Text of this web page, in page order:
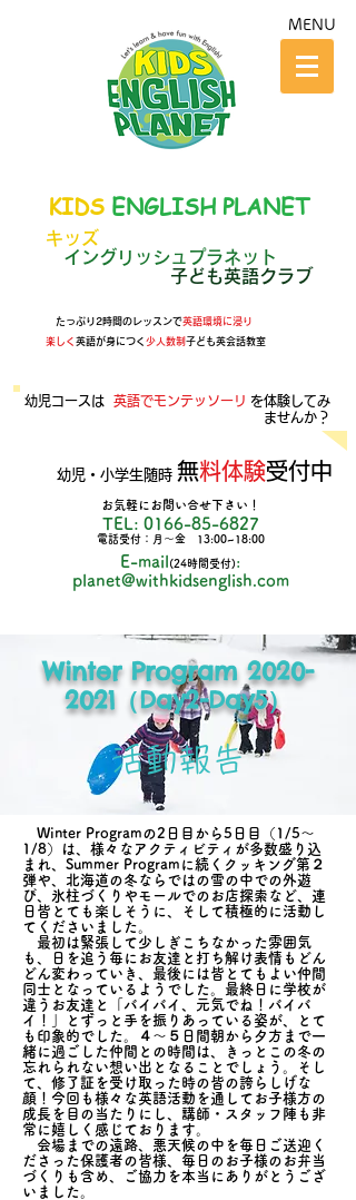
MENU
KIDS ENGLISH PLANET
キッズ
イングリッシュプラネット
子ども英語クラブ
たっぷり2時間のレッスンで英語環境に浸り
楽しく 英語が身につく 少人数制 子ども英会話教室
​幼児コースは 英語でモンテッソーリ を体験してみ
ませんか？
​幼児・小学生随時 ​​無料体験受付中
お気軽にお問い合せ下さい！
TEL: 0166-85-6827
電話受付：月～金 13:00~18:00
E-mail (24時間受付):
planet@withkidsenglish.com
Winter Program 2020-
2021（Day2-Day5）
​活動報告
Winter Programの2日目から5日目（1/5～
1/8）は、様々なアクティビティが多数盛り込
まれ、Summer Programに続くクッキング第２
弾や、北海道の冬ならではの雪の中での外遊
び、氷柱づくりやモールでのお店探索など、連
日皆とても楽しそうに、そして積極的に活動し
てくださいました。
最初は緊張して少しぎこちなかった雰囲気
も、日を追う毎にお友達と打ち解け表情もどん
どん変わっていき、最後には皆とてもよい仲間
同士となっているようでした。最終日に学校が
違うお友達と「バイバイ、元気でね！バイバ
イ！」とずっと手を振りあっている姿が、とて
も印象的でした。４～５日間朝から夕方まで一
緒に過ごした仲間との時間は、きっとこの冬の
忘れられない想い出となることでしょう。そし
て、修了証を受け取った時の皆の誇らしげな
顔！今回も様々な英語活動を通してお子様方の
成長を目の当たりにし、講師・スタッフ陣も非
常に嬉しく感じております。
会場までの遠路、悪天候の中を毎日ご送迎く
ださった保護者の皆様、毎日のお子様のお弁当
づくりも含め、ご協力を​本当にありがとうござ
いました。